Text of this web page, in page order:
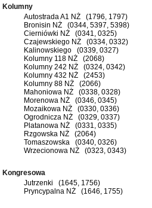
Kolumny
Autostrada A1 NŻ (1796, 1797)
Bronisin NŻ (0344, 5397, 5398)
Cierniówki NŻ (0341, 0325)
Czajewskiego NŻ (0334, 0332)
Kalinowskiego (0339, 0327)
Kolumny 118 NŻ (2068)
Kolumny 242 NŻ (0324, 0342)
Kolumny 432 NŻ (2453)
Kolumny 88 NŻ (2066)
Mahoniowa NŻ (0338, 0328)
Morenowa NŻ (0346, 0345)
Mozaikowa NŻ (0330, 0336)
Ogrodnicza NŻ (0329, 0337)
Platanowa NŻ (0331, 0335)
Rzgowska NŻ (2064)
Tomaszowska (0340, 0326)
Wrzecionowa NŻ (0323, 0343)
Kongresowa
Jutrzenki (1645, 1756)
Pryncypalna NŻ (1646, 1755)